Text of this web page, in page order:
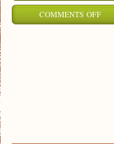
COMMENTS OFFON